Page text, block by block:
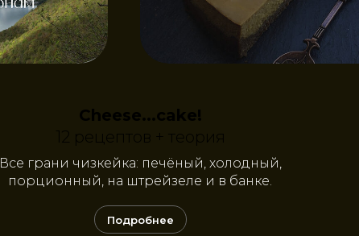
Cheese...cake!
12 рецептов + теория
Все грани чизкейка: печёный, холодный,
порционный, на штрейзеле и в банке.
Подробнее